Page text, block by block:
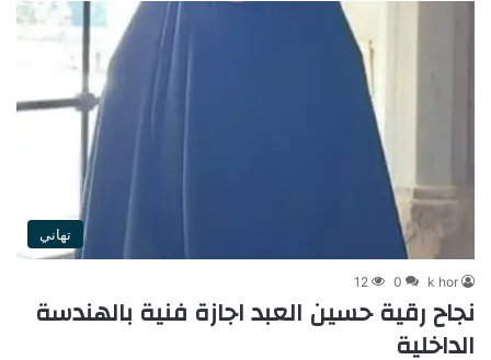
تهاني
k hor
0
12
نجاح رقية حسين العبد اجازة فنية بالهندسة
الداخلية